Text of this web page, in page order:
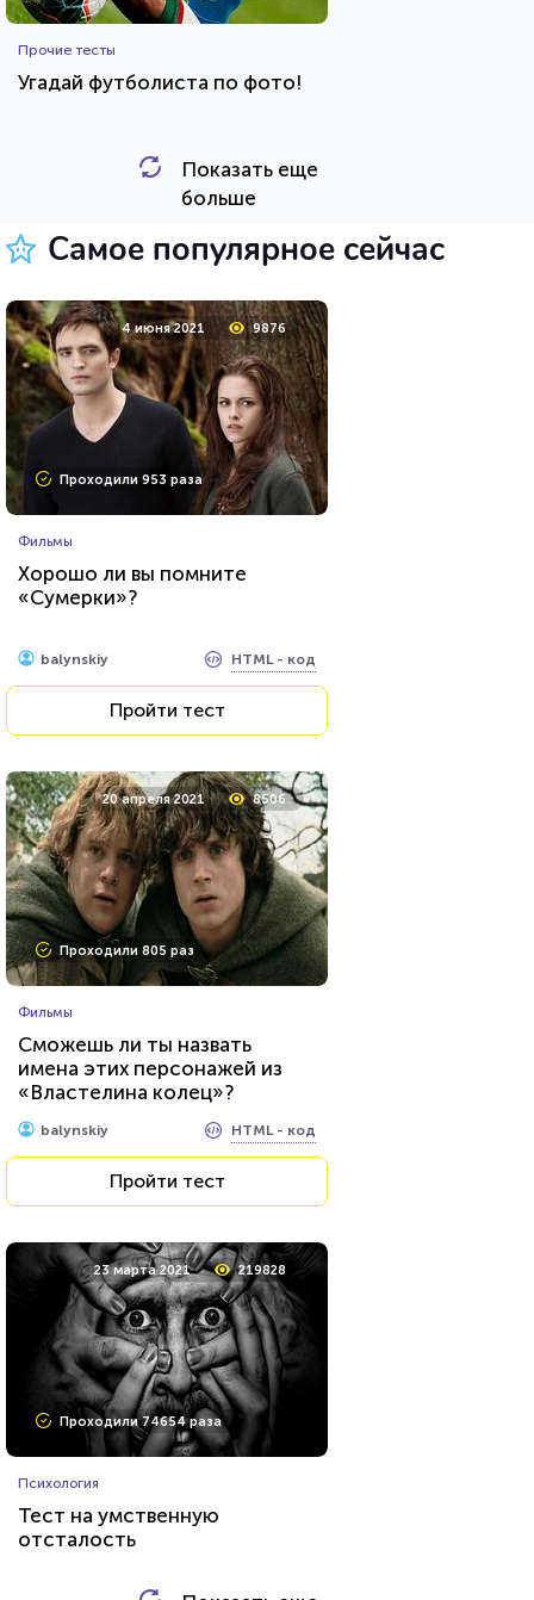
Прочие тесты
Угадай футболиста по фото!
HTML - код
8 мая 2021 10541
Тест на знание персонажей
сериалов от Netflix
Пройти тест
23 июня 2021 53682
Проходили 20936 раз
Тест: «Какой ты вампир из
сериала "Дневники
вампира"»?
Пройти тест
15 февраля 2022 53614
Проходили 7539 раз
Тест: Великие русские
писатели
Показать еще
больше
Самое популярное сейчас
4 июня 2021 9876
Проходили 953 раза
Фильмы
Хорошо ли вы помните
«Сумерки»?
balynskiy HTML - код
Пройти тест
20 апреля 2021 8506
Проходили 805 раз
Фильмы
Сможешь ли ты назвать
имена этих персонажей из
«Властелина колец»?
balynskiy HTML - код
Пройти тест
23 марта 2021 219828
Проходили 74654 раза
Психология
Тест на умственную
отсталость